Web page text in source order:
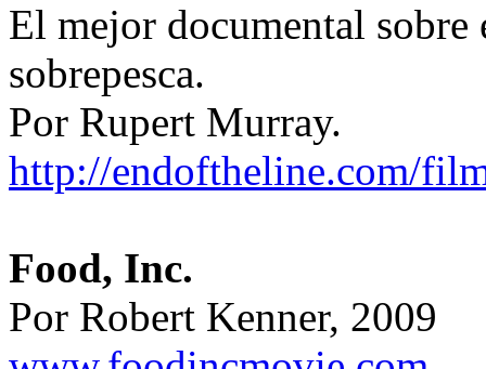
El mejor documental sobre
sobrepesca.
Por Rupert Murray.
http://endoftheline.com/
Food, Inc.
Por Robert Kenner, 2009